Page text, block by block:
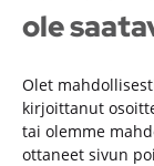
ole
Olet
kirjoittanut
tai olemme
ottaneet sivun